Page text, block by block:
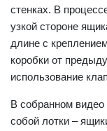
стенках. В
узкой стороне
длине с
коробки от
использование
В собранном
собой лотки –